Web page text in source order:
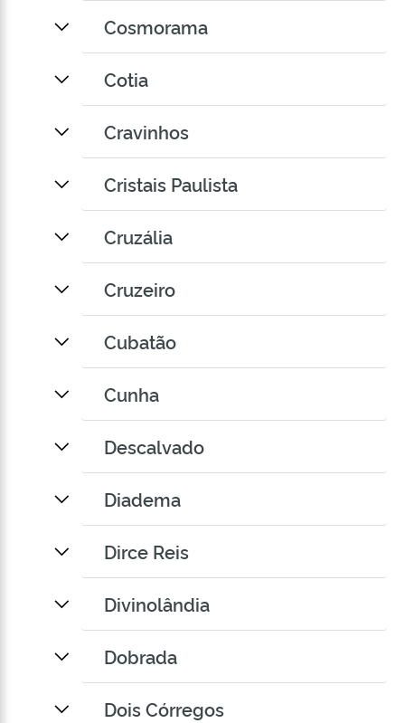
Cosmorama
Cotia
Cravinhos
Cristais Paulista
Cruzália
Cruzeiro
Cubatão
Cunha
Descalvado
Diadema
Dirce Reis
Divinolândia
Dobrada
Dois Córregos